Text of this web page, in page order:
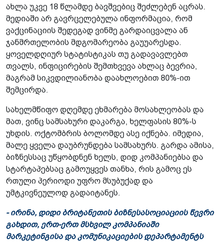
ახლა უკვე 18 წლამდე ბავშვებიც შეძლებენ აცრას.
მედიაში არ გავრცელებულა ინფორმაცია, რომ
ვაქცინაციის შედეგად ვინმე გარდაიცვალა ან
ჯანმრთელობის მდგომარეობა გაუუარესდა.
ყოველდღიურ სტატისტიკას თუ გადავავლებთ
თვალს, ინფიცირების შემთხვევა ახლაც ბევრია,
მაგრამ სიკვდილიანობა დაახლოებით 80%-ით
შემცირდა.
სახელმწიფო დღემდე ეხმარება მოსახლეობას და
მათ, ვინც სამსახური დაკარგა, ხელფასის 80%-ს
უხდის. ოქტომბრის ბოლომდე ასე იქნება. იმედია,
მალე ყველა დაუბრუნდება სამსახურს. გარდა ამისა,
ბიზნესსაც უწყობდნენ ხელს, დიდ კომპანიებსა და
სტარტაპებსაც გამოუყვეს თანხა, რის გამოც ეს
რთული პერიოდი უფრო მსუბუქად და
უმტკივნეულოდ გადაიტანეს.
- ირინა, დიდი ბრიტანეთის ბიზნესასოციაციის წევრი
გახდით, ერთ-ერთ მსხვილ კომპანიაში
მარკეტინგისა და კომუნიკაციების დეპარტამენტს